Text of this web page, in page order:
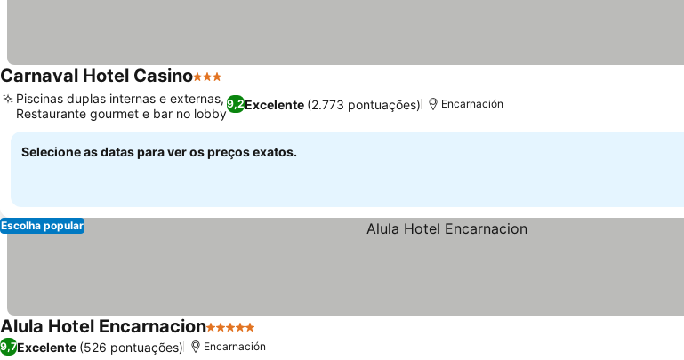
Carnaval Hotel Casino3 Estrelas
9,2Excelente (2.773 pontuações)
Piscinas duplas internas e externas,
Restaurante gourmet e bar no lobby
Encarnación
Selecione as datas para ver os preços exatos.
Escolha popular
Alula Hotel Encarnacion5 Estrelas
9,7Excelente (526 pontuações) Encarnación